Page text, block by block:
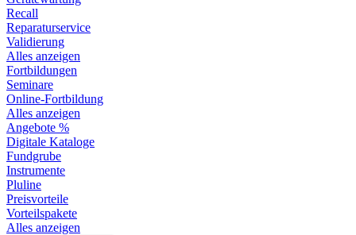
Recall
Reparaturservice
Validierung
Alles anzeigen
Fortbildungen
Seminare
Online-Fortbildung
Alles anzeigen
Angebote %
Digitale Kataloge
Fundgrube
Instrumente
Pluline
Preisvorteile
Vorteilspakete
Alles anzeigen